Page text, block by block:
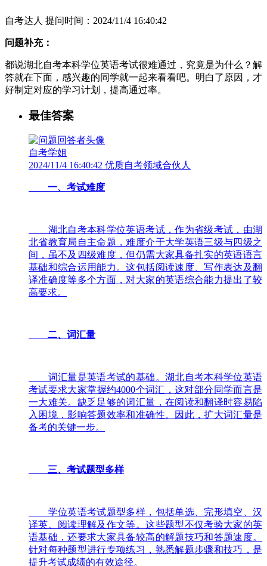
自考达人 提问时间：2024/11/4 16:40:42
问题补充：
都说湖北自考本科学位英语考试很难通过，究竟是为什么？解
答就在下面，感兴趣的同学就一起来看看吧。明白了原因，才
好制定对应的学习计划，提高通过率。
最佳答案
自考学姐
2024/11/4 16:40:42 优质自考领域合伙人
一、考试难度
湖北自考本科学位英语考试，作为省级考试，由湖
北省教育局自主命题，难度介于大学英语三级与四级之
间，虽不及四级难度，但仍需大家具备扎实的英语语言
基础和综合运用能力。这包括阅读速度、写作表达及翻
译准确度等多个方面，对大家的英语综合能力提出了较
高要求。
二、词汇量
词汇量是英语考试的基础。湖北自考本科学位英语
考试要求大家掌握约4000个词汇，这对部分同学而言是
一大难关。缺乏足够的词汇量，在阅读和翻译时容易陷
入困境，影响答题效率和准确性。因此，扩大词汇量是
备考的关键一步。
三、考试题型多样
学位英语考试题型多样，包括单选、完形填空、汉
译英、阅读理解及作文等。这些题型不仅考验大家的英
语基础，还要求大家具备较高的解题技巧和答题速度。
针对每种题型进行专项练习，熟悉解题步骤和技巧，是
提升考试成绩的有效途径。